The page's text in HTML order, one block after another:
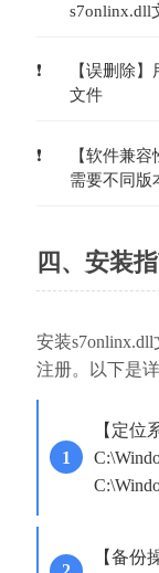
s7onlinx.dll
【误删除
文件
【软件兼
需要不同版
四、安装
安装
注册。以下是
【定位
【备份